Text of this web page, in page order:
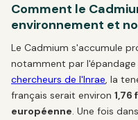
Comment le
environnement et
Le Cadmium s'accumule
notamment par
chercheurs de l'Inrae, la
français serait environ 1,76
européenne. Une fois